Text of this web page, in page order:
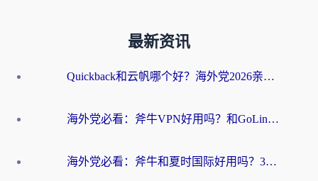
最新资讯
Quickback和云帆哪个好？海外党2026亲测指南：选对加速器大陆工具，无缝刷国内剧玩国服
海外党必看：斧牛VPN好用吗？和GoLinkVPN对比哪个回国效果更好？
海外党必看：斧牛和夏时国际好用吗？3步选对回国加速器，无缝刷国内资源